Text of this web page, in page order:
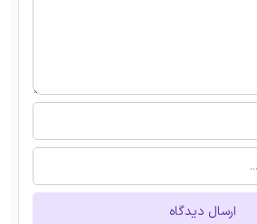
ارسال دیدگاه